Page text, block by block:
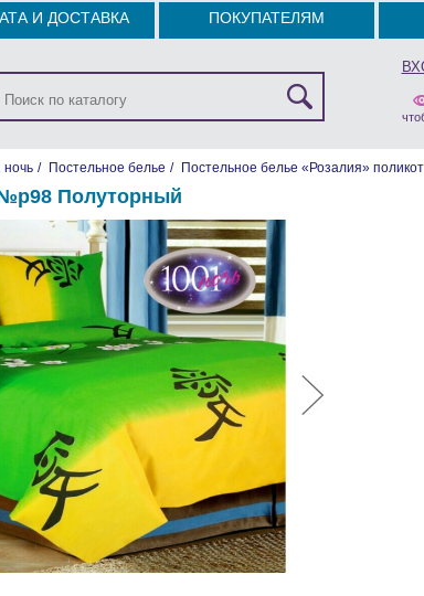
И ДОСТАВКА ПОКУПАТЕЛЯМ
ночь / Постельное белье / Постельное белье «Розалия»
Полуторный